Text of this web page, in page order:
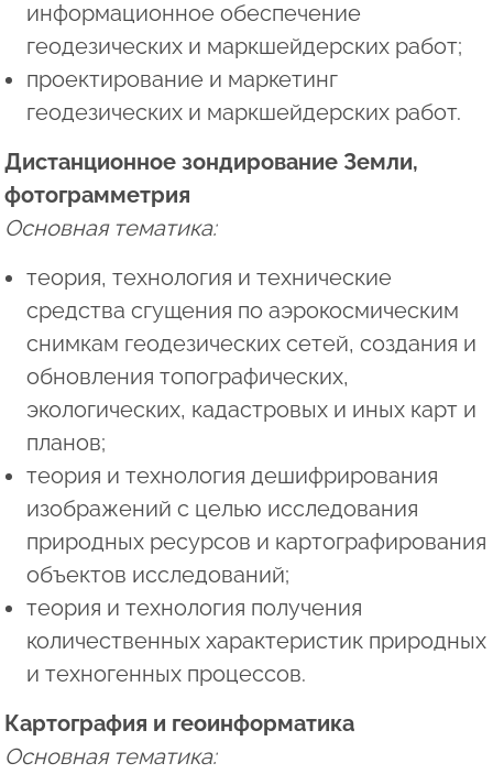
информационное обеспечение
геодезических и маркшейдерских работ;
проектирование и маркетинг
геодезических и маркшейдерских работ.
Дистанционное зондирование Земли,
фотограмметрия
Основная тематика:
теория, технология и технические
средства сгущения по аэрокосмическим
снимкам геодезических сетей, создания и
обновления топографических,
экологических, кадастровых и иных карт и
планов;
теория и технология дешифрирования
изображений с целью исследования
природных ресурсов и картографирования
объектов исследований;
теория и технология получения
количественных характеристик природных
и техногенных процессов.
Картография и геоинформатика
Основная тематика: